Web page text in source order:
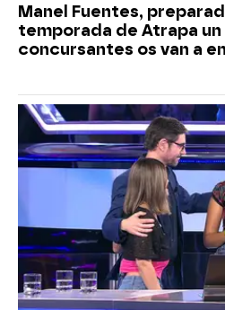
Manel Fuentes,
temporada de Atrapa un
concursantes os van a